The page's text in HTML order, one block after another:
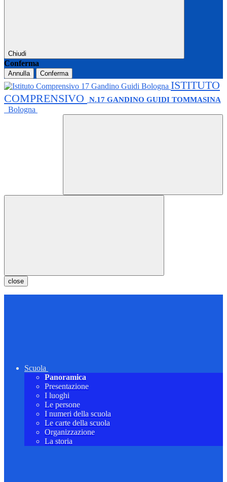
Chiudi
Conferma
Annulla Conferma
ISTITUTO
COMPRENSIVO
N.17 GANDINO GUIDI TOMMASINA
Bologna
close
Scuola
Panoramica
Presentazione
I luoghi
Le persone
I numeri della scuola
Le carte della scuola
Organizzazione
La storia